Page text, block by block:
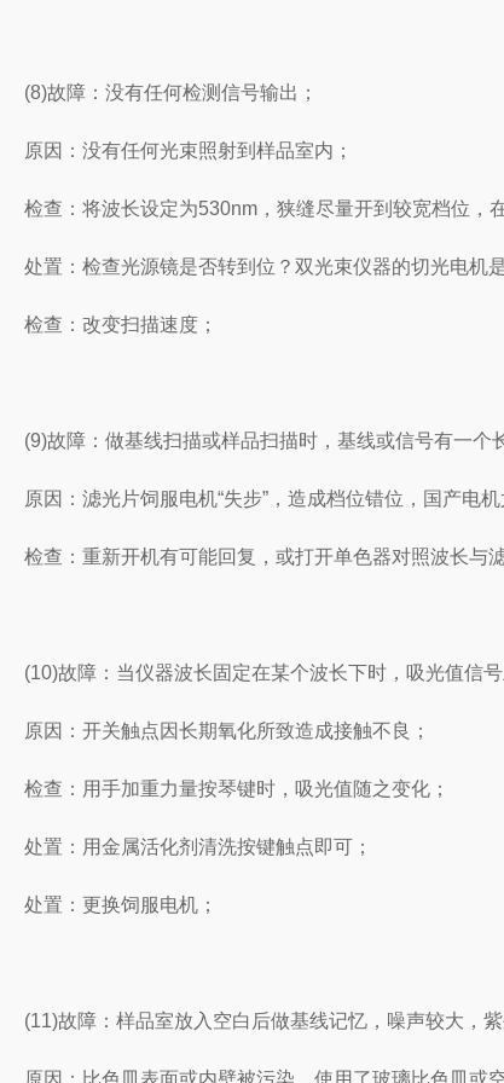
(8)故障：没有任何检测信号输出；
原因：没有任何光束照射到样品室内；
检查：将波长设定为530nm，狭缝尽量开到较宽档位，
处置：检查光源镜是否转到位？双光束仪器的切光电机
检查：改变扫描速度；
(9)故障：做基线扫描或样品扫描时，基线或信号有一个
原因：滤光片饲服电机“失步”，造成档位错位，国产电机
检查：重新开机有可能回复，或打开单色器对照波长与
(10)故障：当仪器波长固定在某个波长下时，吸光值信
原因：开关触点因长期氧化所致造成接触不良；
检查：用手加重力量按琴键时，吸光值随之变化；
处置：用金属活化剂清洗按键触点即可；
处置：更换饲服电机；
(11)故障：样品室放入空白后做基线记忆，噪声较大，紫
原因：比色皿表面或内壁被污染、使用了玻璃比色皿或